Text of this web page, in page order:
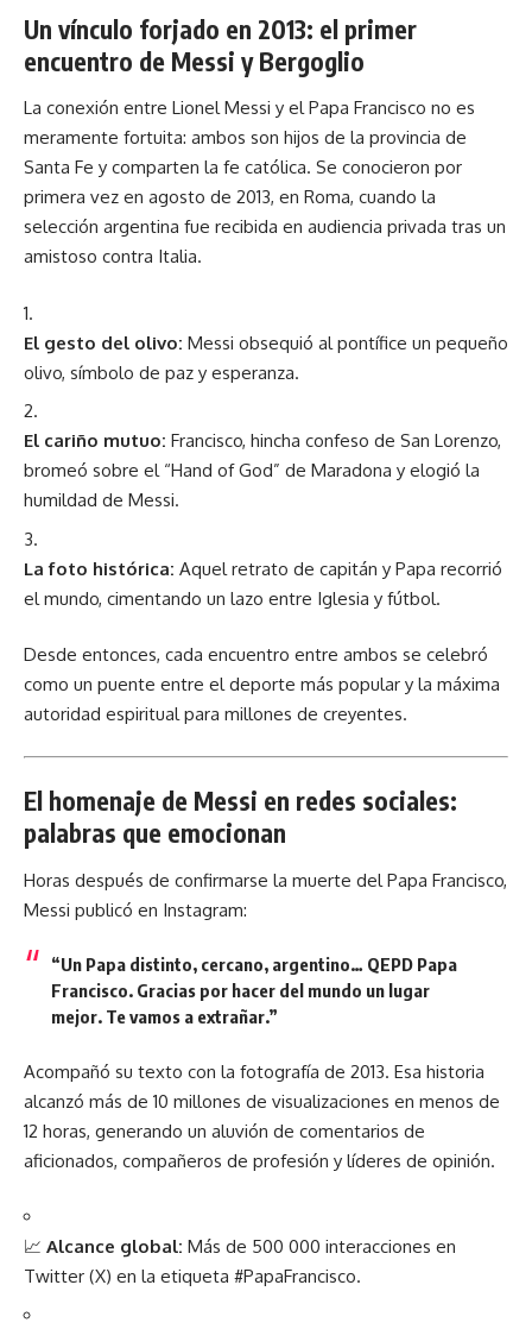
Un vínculo forjado en 2013: el primer
encuentro de Messi y Bergoglio
La conexión entre Lionel Messi y el Papa Francisco no es
meramente fortuita: ambos son hijos de la provincia de
Santa Fe y comparten la fe católica. Se conocieron por
primera vez en agosto de 2013, en Roma, cuando la
selección argentina fue recibida en audiencia privada tras un
amistoso contra Italia.
El gesto del olivo: Messi obsequió al pontífice un pequeño
olivo, símbolo de paz y esperanza.
El cariño mutuo: Francisco, hincha confeso de San Lorenzo,
bromeó sobre el “Hand of God” de Maradona y elogió la
humildad de Messi.
La foto histórica: Aquel retrato de capitán y Papa recorrió
el mundo, cimentando un lazo entre Iglesia y fútbol.
Desde entonces, cada encuentro entre ambos se celebró
como un puente entre el deporte más popular y la máxima
autoridad espiritual para millones de creyentes.
El homenaje de Messi en redes sociales:
palabras que emocionan
Horas después de confirmarse la muerte del Papa Francisco,
Messi publicó en Instagram:
“Un Papa distinto, cercano, argentino… QEPD Papa
Francisco. Gracias por hacer del mundo un lugar
mejor. Te vamos a extrañar.”
Acompañó su texto con la fotografía de 2013. Esa historia
alcanzó más de 10 millones de visualizaciones en menos de
12 horas, generando un aluvión de comentarios de
aficionados, compañeros de profesión y líderes de opinión.
📈 Alcance global: Más de 500 000 interacciones en
Twitter (X) en la etiqueta #PapaFrancisco.